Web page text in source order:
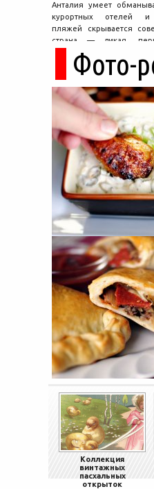
Анталия умеет
курортных отелей и
пляжей скрывается
страна — дикая,
древние руины дремлют
горные дороги ведут к
не расскажет ни один
Фото-
Коллекция
винтажных
пасхальных
открыток